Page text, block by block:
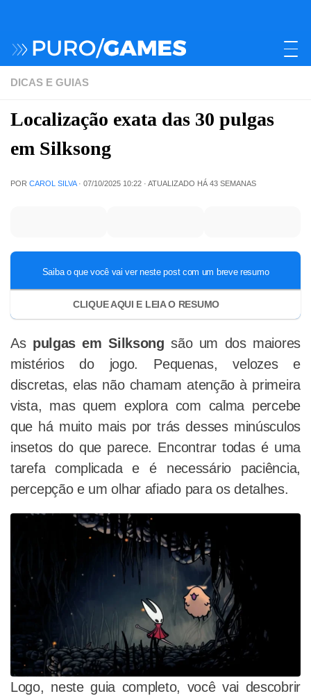
DICAS E GUIAS
Localização exata das 30 pulgas
em Silksong
POR CAROL SILVA · 07/10/2025 10:22 · ATUALIZADO HÁ 43 SEMANAS
As pulgas em Silksong são um dos maiores
mistérios do jogo. Pequenas, velozes e
discretas, elas não chamam atenção à primeira
vista, mas quem explora com calma percebe
que há muito mais por trás desses minúsculos
insetos do que parece. Encontrar todas é uma
tarefa complicada e é necessário paciência,
percepção e um olhar afiado para os detalhes.
Logo, neste guia completo, você vai descobrir